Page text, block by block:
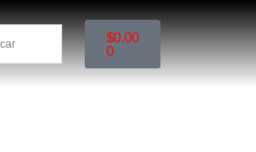
$0.00
0